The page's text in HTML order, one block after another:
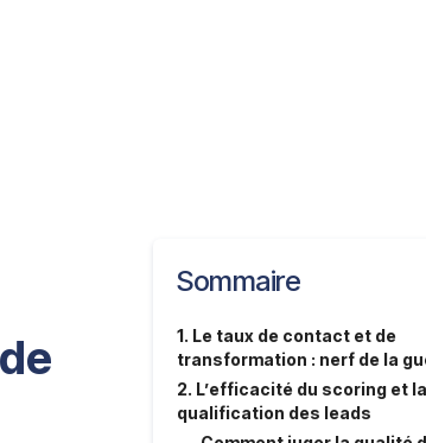
Sommaire
1. Le taux de contact et de
transformation : nerf de la
2. L’efficacité du scoring et la
qualification des leads